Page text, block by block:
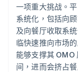
一项重大挑战。
系统化，包括向
及向餐厅收取系
临快速推向市场
能够支撑其 OMO
间，进而会挤占